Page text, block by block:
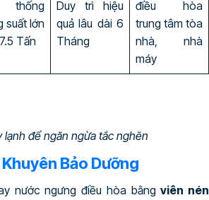
thống
suất lớn
Tấn
Duy trì hiệu
quả lâu dài 6
Tháng
điều hòa
trung tâm tòa
nhà, nhà
máy
lạnh để ngăn ngừa tắc nghẽn
Bảo Dưỡng
nước ngưng điều hòa bằngviên nén